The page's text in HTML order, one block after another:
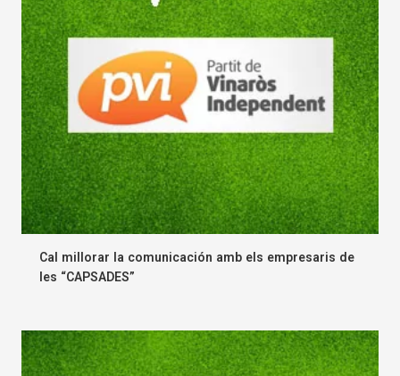
Cal millorar la comunicación amb els empresaris de
les “CAPSADES”